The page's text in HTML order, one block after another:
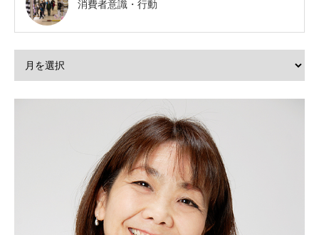
消費者意識・行動